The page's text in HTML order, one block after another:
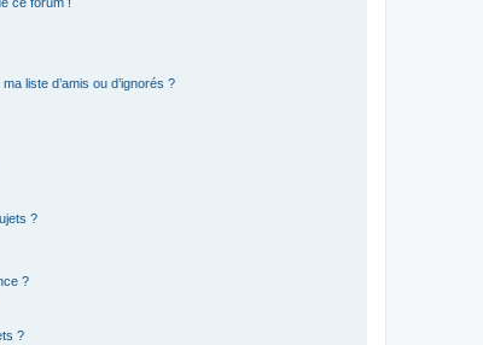
liste d’amis ou d’ignorés ?
?
?
?